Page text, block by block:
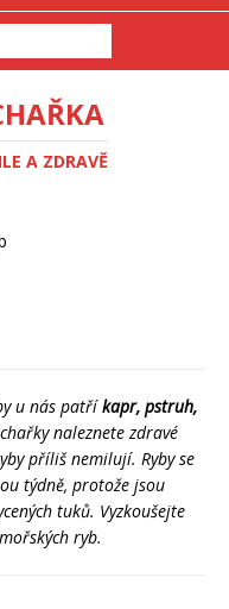
A ZDRAVĚ
u nás patříkapr, pstruh,
naleznete zdravé
příliš nemilují. Ryby se
týdně, protože jsou
tuků. Vyzkoušejte
ryb.